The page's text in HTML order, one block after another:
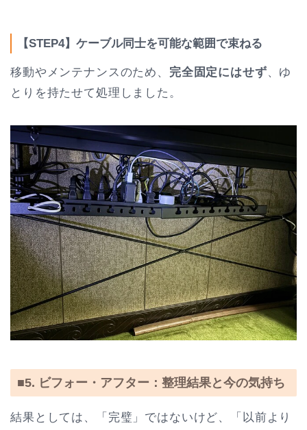
【STEP4】ケーブル同士を可能な範囲で束ねる
移動やメンテナンスのため、 完全固定にはせず、ゆ
とりを持たせて処理しました。
■5. ビフォー・アフター：整理結果と今の気持ち
結果としては、「完璧」ではないけど、「以前より